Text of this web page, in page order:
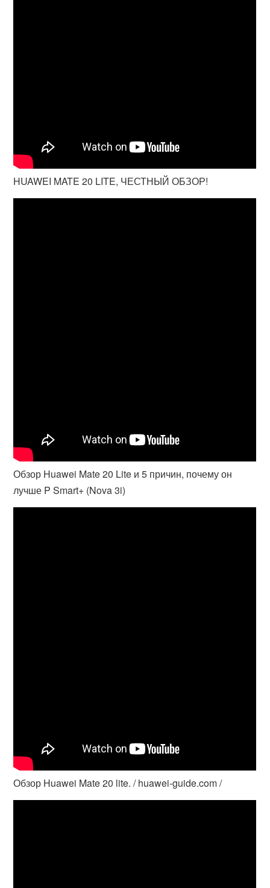
HUAWEI MATE 20 LITE, ЧЕСТНЫЙ ОБЗОР!
Обзор Huawei Mate 20 Lite и 5 причин, почему он
лучше P Smart+ (Nova 3i)
Обзор Huawei Mate 20 lite. / huawei-guide.com /